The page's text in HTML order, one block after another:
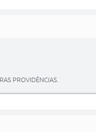
PROVIDÊNCIAS.